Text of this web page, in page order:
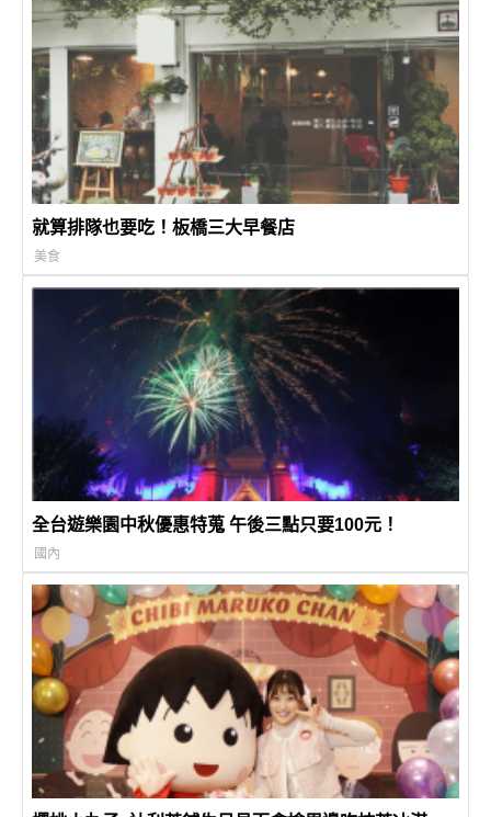
就算排隊也要吃！板橋三大早餐店
美食
全台遊樂園中秋優惠特蒐 午後三點只要100元！
國內